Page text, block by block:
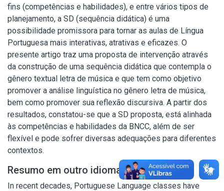
fins (competências e habilidades), e entre vários tipos de
planejamento, a SD (sequência didática) é uma
possibilidade promissora para tornar as aulas de Língua
Portuguesa mais interativas, atrativas e eficazes. O
presente artigo traz uma proposta de intervenção através
da construção de uma sequência didática que contempla o
gênero textual letra de música e que tem como objetivo
promover a análise linguística no gênero letra de música,
bem como promover sua reflexão discursiva. A partir dos
resultados, constatou-se que a SD proposta, está alinhada
às competências e habilidades da BNCC, além de ser
flexível e pode sofrer diversas adequações para diferentes
contextos.
Resumo em outro idioma
In recent decades, Portuguese Language classes have